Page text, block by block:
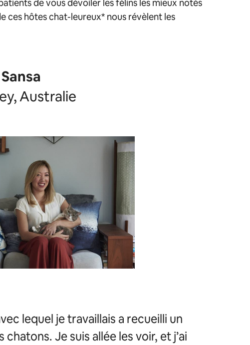
de vous dévoiler les félins les mieux notés
ces hôtes chat-leureux* nous révèlent les
Australie
lequel je travaillais a recueilli un
Je suis allée les voir, et j’ai